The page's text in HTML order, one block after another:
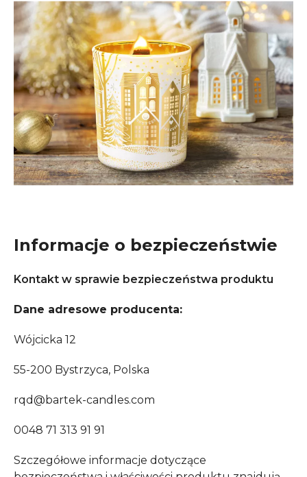
Informacje o bezpieczeństwie
Kontakt w sprawie bezpieczeństwa produktu
Dane adresowe producenta:
Wójcicka 12
55-200 Bystrzyca, Polska
rqd@bartek-candles.com
0048 71 313 91 91
Szczegółowe informacje dotyczące